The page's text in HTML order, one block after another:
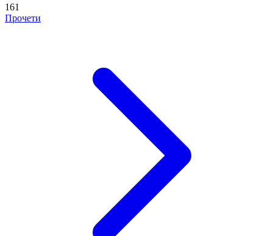
161
Прочети